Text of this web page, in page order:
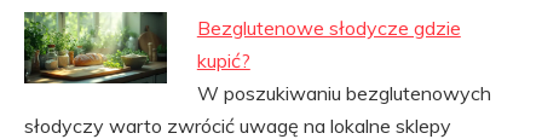
Bezglutenowe słodycze gdzie
kupić?
W poszukiwaniu bezglutenowych
słodyczy warto zwrócić uwagę na lokalne sklepy